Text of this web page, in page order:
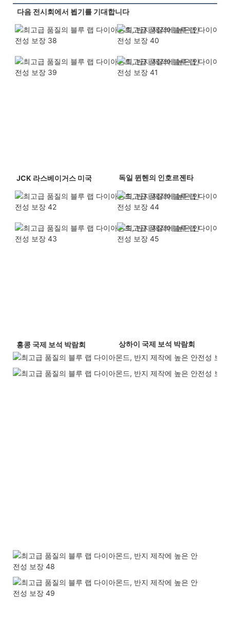
다음 전시회에서 뵙기를 기대합니다
JCK 라스베이거스 미국 독일 뮌헨의 인호르젠타
홍콩 국제 보석 박람회 상하이 국제 보석 박람회